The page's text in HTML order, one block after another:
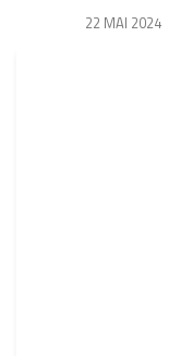
· PUBLICAT22 MAI 2024